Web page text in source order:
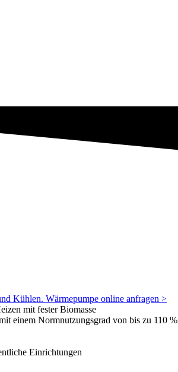
Kühlen. Wärmepumpe online anfragen >
mit fester Biomasse
einem Normnutzungsgrad von bis zu 110 %
Einrichtungen